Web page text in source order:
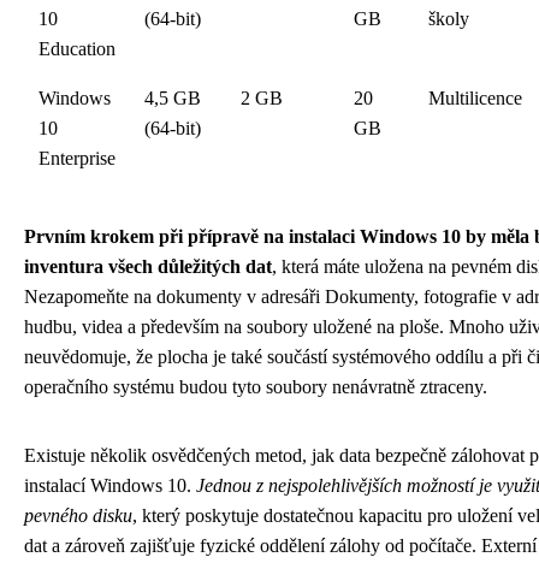
10
Education
(64-bit)
GB
školy
Windows
10
Enterprise
4,5 GB
(64-bit)
2 GB
20
GB
Multilicence
Prvním krokem při přípravě na instalaci Windows 10 by měla
inventura všech důležitých dat, která máte uložena na pevném
Nezapomeňte na dokumenty v adresáři Dokumenty, fotografie v
hudbu, videa a především na soubory uložené na ploše. Mnoho
neuvědomuje, že plocha je také součástí systémového oddílu a při
operačního systému budou tyto soubory nenávratně ztraceny.
Existuje několik osvědčených metod, jak data bezpečně zálohovat
instalací Windows 10. Jednou z nejspolehlivějších možností je
pevného disku, který poskytuje dostatečnou kapacitu pro uložení
dat a zároveň zajišťuje fyzické oddělení zálohy od počítače.